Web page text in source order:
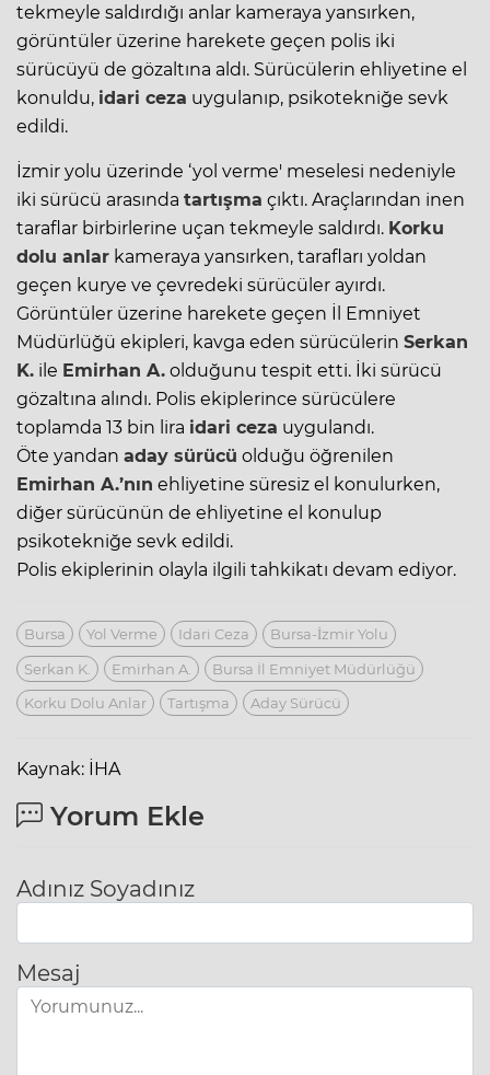
tekmeyle saldırdığı anlar kameraya yansırken,
görüntüler üzerine harekete geçen polis iki
sürücüyü de gözaltına aldı. Sürücülerin ehliyetine el
konuldu, idari ceza uygulanıp, psikotekniğe sevk
edildi.
İzmir yolu üzerinde ‘yol verme' meselesi nedeniyle
iki sürücü arasında tartışma çıktı. Araçlarından inen
taraflar birbirlerine uçan tekmeyle saldırdı. Korku
dolu anlar kameraya yansırken, tarafları yoldan
geçen kurye ve çevredeki sürücüler ayırdı.
Görüntüler üzerine harekete geçen İl Emniyet
Müdürlüğü ekipleri, kavga eden sürücülerin Serkan
K. ile Emirhan A. olduğunu tespit etti. İki sürücü
gözaltına alındı. Polis ekiplerince sürücülere
toplamda 13 bin lira idari ceza uygulandı.
Öte yandan aday sürücü olduğu öğrenilen
Emirhan A.’nın ehliyetine süresiz el konulurken,
diğer sürücünün de ehliyetine el konulup
psikotekniğe sevk edildi.
Polis ekiplerinin olayla ilgili tahkikatı devam ediyor.
Bursa Yol Verme Idari Ceza
Bursa-İzmir Yolu
Serkan K.
Emirhan A.
Bursa İl Emniyet Müdürlüğü
Korku Dolu Anlar
Tartışma Aday Sürücü
Kaynak: İHA
Yorum Ekle
Adınız Soyadınız
Mesaj